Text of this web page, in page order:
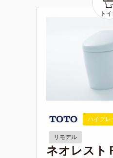
ハイグレ
リモデル
ネオレスト